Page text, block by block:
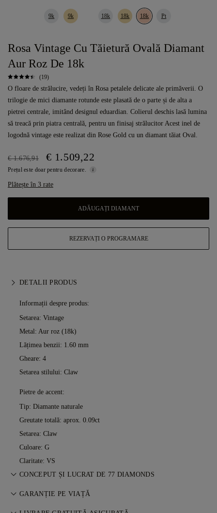
9k 9k 18k 18k 18k Pt
Rosa Vintage Cu Tăietură Ovală Diamant
Aur Roz De 18k
(19)
O floare de strălucire, vedeți în Rosa petalele delicate ale primăverii. O
trilogie de mici diamante rotunde este plasată de o parte și de alta a
pietrei centrale, imitând designul eduardian. Colierul deschis lasă lumina
să treacă prin piatra centrală, pentru un finisaj strălucitor Acest inel de
logodnă vintage este realizat din Rose Gold cu un diamant tăiat Oval.
€ 1.676,91 € 1.509,22
Prețul este doar pentru decorare.
Plătește în 3 rate
ADĂUGAȚI DIAMANT
REZERVAȚI O PROGRAMARE
DETALII PRODUS
Informații despre produs:
Setarea: Vintage
Metal: Aur roz (18k)
Lățimea benzii: 1.60 mm
Gheare: 4
Setarea stilului: Claw
Pietre de accent:
Tip: Diamante naturale
Greutate totală: aprox. 0.09ct
Setarea: Claw
Culoare: G
Claritate: VS
CONCEPUT ȘI LUCRAT DE 77 DIAMONDS
Arta bijuteriilor, perfecționată piesă cu piesă de maeștrii 77
GARANȚIE PE VIAȚĂ
Orice achiziție de la 77 Diamonds include o garanție pe viață